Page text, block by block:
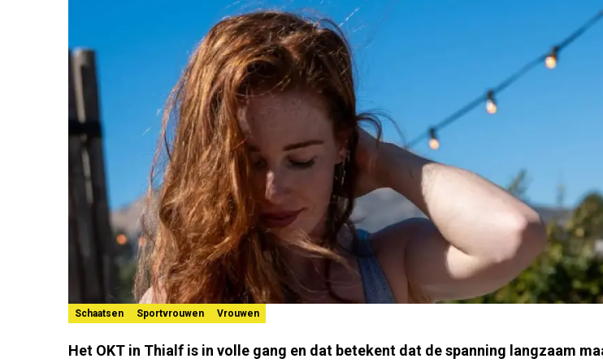
Schaatsen Sportvrouwen Vrouwen
Het OKT in Thialf is in volle gang en dat betekent dat de spanning langzaam